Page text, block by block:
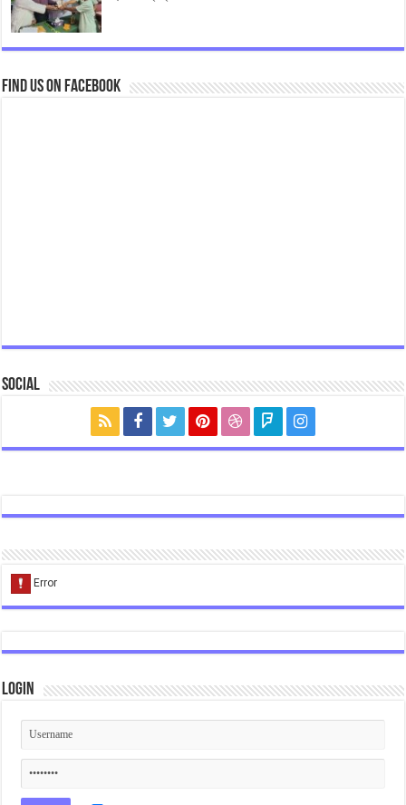
Find us on Facebook
Social
Login